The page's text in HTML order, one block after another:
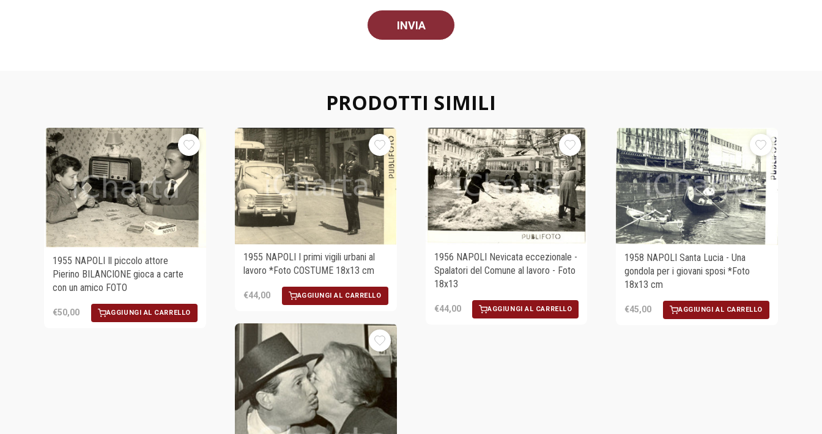
PRODOTTI SIMILI
1955 NAPOLI Il piccolo attore
Pierino BILANCIONE gioca a carte
con un amico FOTO
€50,00 AGGIUNGI AL CARRELLO
1955 NAPOLI I primi vigili urbani al
lavoro *Foto COSTUME 18x13 cm
€44,00 AGGIUNGI AL CARRELLO
1956 NAPOLI Nevicata eccezionale -
Spalatori del Comune al lavoro - Foto
18x13
€44,00 AGGIUNGI AL CARRELLO
1958 NAPOLI Santa Lucia - Una
gondola per i giovani sposi *Foto
18x13 cm
€45,00 AGGIUNGI AL CARRELLO